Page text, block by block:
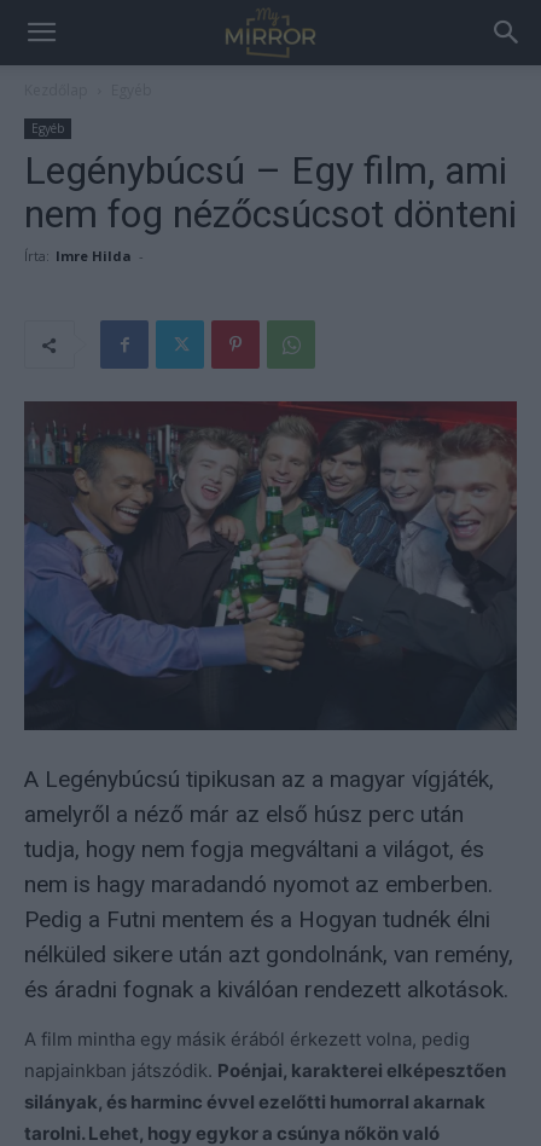
Egyéb
Legénybúcsú – Egy film, ami
nem fog nézőcsúcsot dönteni
Írta: Imre Hilda -
A Legénybúcsú tipikusan az a magyar vígjáték,
amelyről a néző már az első húsz perc után
tudja, hogy nem fogja megváltani a világot, és
nem is hagy maradandó nyomot az emberben.
Pedig a Futni mentem és a Hogyan tudnék élni
nélküled sikere után azt gondolnánk, van remény,
és áradni fognak a kiválóan rendezett alkotások.
A film mintha egy másik érából érkezett volna, pedig
napjainkban játszódik. Poénjai, karakterei elképesztően
silányak, és harminc évvel ezelőtti humorral akarnak
tarolni. Lehet, hogy egykor a csúnya nőkön való